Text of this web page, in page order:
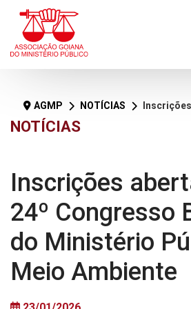
NOTÍCIAS
AGMP NOTÍCIAS Inscrições abertas para 24º Congresso Brasileiro do Ministério
Inscrições
24º Congresso
do Ministério
Meio Ambiente